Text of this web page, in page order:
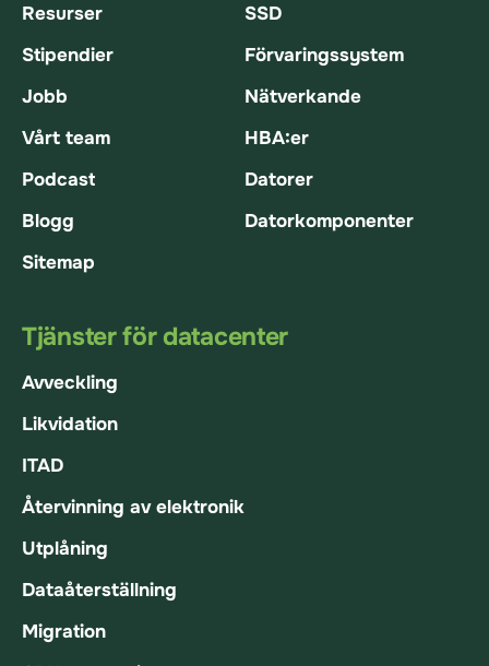
Resurser
Stipendier
Jobb
Vårt team
Podcast
Blogg
Sitemap
SSD
Förvaringssystem
Nätverkande
HBA:er
Datorer
Datorkomponenter
Tjänster för datacenter
Avveckling
Likvidation
ITAD
Återvinning av elektronik
Utplåning
Dataåterställning
Migration